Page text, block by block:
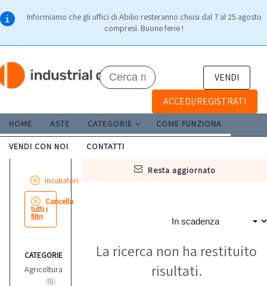
Informiamo che gli uffici di Abilio resteranno chiusi dal 7 al 25 agosto
compresi. Buone ferie !
VENDI
ACCEDI/REGISTRATI
HOME ASTE CATEGORIE COME FUNZIONA
VENDI CON NOI CONTATTI
resta aggiornato
Incubatori
Cancella
tutti i
filtri
CATEGORIE
Agricoltura
91
La ricerca non ha restituito
risultati.